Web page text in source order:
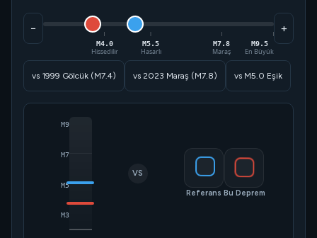
−
M4.0
Hissedilir
M5.5
Hasarlı
M7.8
Maraş
M9.5
En Büyük
+
vs 1999 Gölcük (M7.4) vs 2023 Maraş (M7.8) vs M5.0 Eşik
M9
M7
M5
M3
VS
Referans Bu Deprem